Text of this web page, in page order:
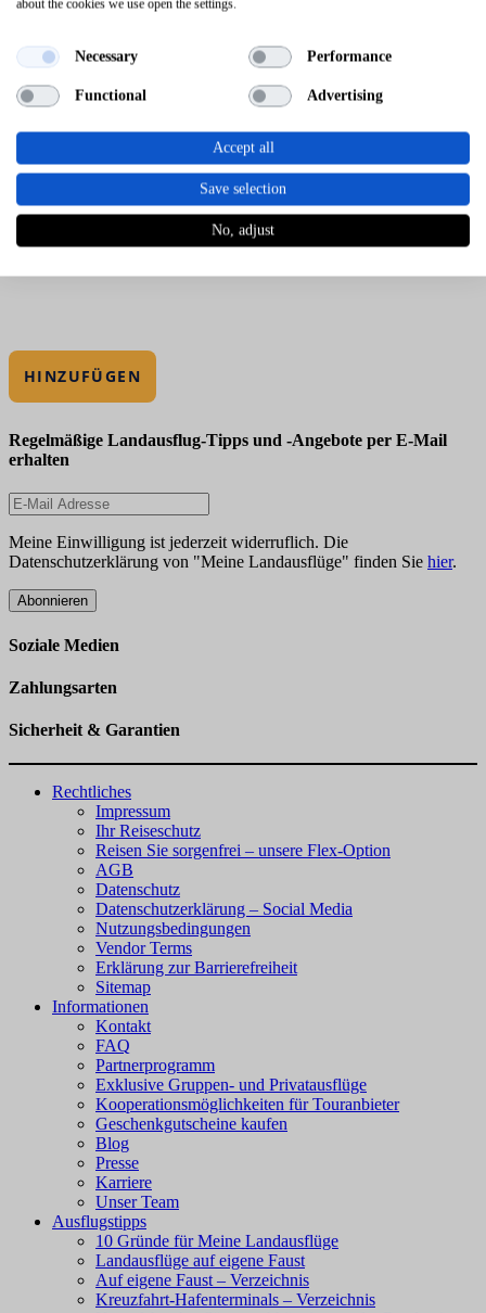
HINZUFÜGEN
Regelmäßige Landausflug-Tipps und -Angebote per E-Mail
erhalten
Meine Einwilligung ist jederzeit widerruflich. Die
Datenschutzerklärung von "Meine Landausflüge" finden Sie hier.
Abonnieren
Soziale Medien
Zahlungsarten
Sicherheit & Garantien
Rechtliches
Impressum
Ihr Reiseschutz
Reisen Sie sorgenfrei – unsere Flex-Option
AGB
Datenschutz
Datenschutzerklärung – Social Media
Nutzungsbedingungen
Vendor Terms
Erklärung zur Barrierefreiheit
Sitemap
Informationen
Kontakt
FAQ
Partnerprogramm
Exklusive Gruppen- und Privatausflüge
Kooperationsmöglichkeiten für Touranbieter
Geschenkgutscheine kaufen
Blog
Presse
Karriere
Unser Team
Ausflugstipps
10 Gründe für Meine Landausflüge
Landausflüge auf eigene Faust
Auf eigene Faust – Verzeichnis
Kreuzfahrt-Hafenterminals – Verzeichnis
about the cookies we use open the settings.
Necessary Performance
Functional Advertising
Accept all
Save selection
No, adjust